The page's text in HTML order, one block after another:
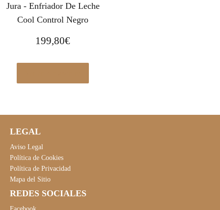
Jura - Enfriador De Leche
Cool Control Negro
199,80€
LEGAL
Aviso Legal
Política de Cookies
Política de Privacidad
Mapa del Sitio
REDES SOCIALES